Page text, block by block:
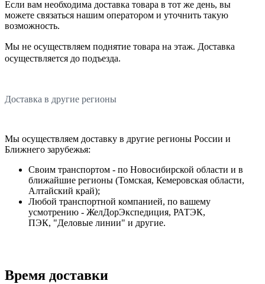
Если вам необходима доставка товара в тот же день, вы
можете связаться нашим оператором и уточнить такую
возможность.
Мы не осуществляем поднятие товара на этаж. Доставка
осуществляется до подъезда.
Доставка в другие регионы
Мы осуществляем доставку в другие регионы России и
Ближнего зарубежья:
Своим транспортом - по Новосибирской области и в
ближайшие регионы (Томская, Кемеровская области,
Алтайский край);
Любой транспортной компанией, по вашему
усмотрению - ЖелДорЭкспедиция, РАТЭК,
ПЭК, "Деловые линии" и другие.
Время доставки